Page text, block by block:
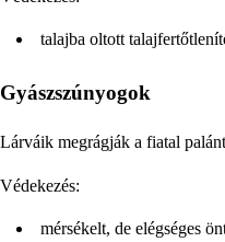
talajba oltott
Gyászszúnyogok
Lárváik megrágják a fiatal
Védekezés:
mérsékelt, de elégséges